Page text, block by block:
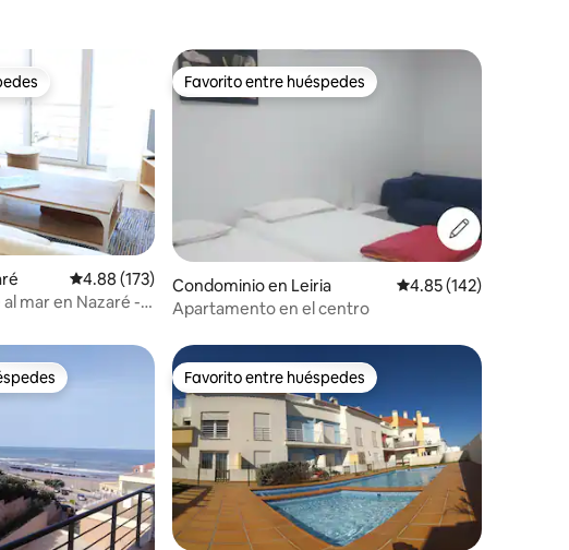
evaluacionesCalificación promedio: 4.88 de 5; 173 evaluaciones
4.88 (173)
mar en Nazaré -
Favorito entre huéspedes
Favorito entre huéspedes
Condominio en Leiria Calificación promedio:
4.85 (142)
Apartamento en el centro
entre huéspedes Favorito entre huéspedes
Favorito entre huéspedes